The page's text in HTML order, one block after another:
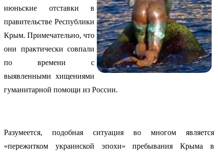
июньские отставки в
правительстве Республики
Крым. Примечательно, что
они практически совпали
по времени с
выявленными хищениями
гуманитарной помощи из России.
Разумеется, подобная ситуация во многом является
«пережитком украинской эпохи» пребывания Крыма в